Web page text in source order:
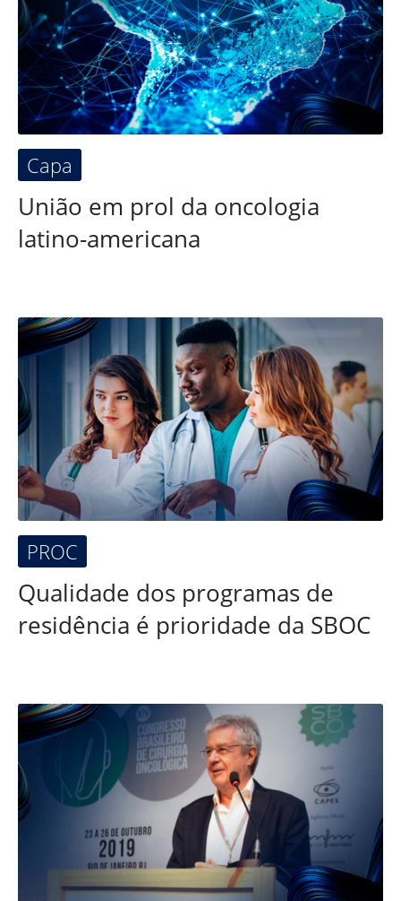
Capaㅤ
União em prol da oncologia
latino-americana
PROC
Qualidade dos programas de
residência é prioridade da SBOC